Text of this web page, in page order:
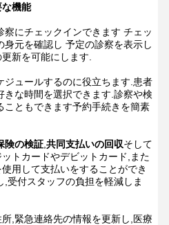
な機能
にチェックインできます チェッ
元を確認し 予定の診察を表示し
新を可能にします.
ジュールするのに役立ちます.患者
きな時間を選択できます.診察や検
こともできます予約手続きを簡素
険の検証 共同支払いの回収そして
トカードやデビットカード,また
用して支払いをすることができ
,受付スタッフの負担を軽減しま
,緊急連絡先の情報を更新し,医療